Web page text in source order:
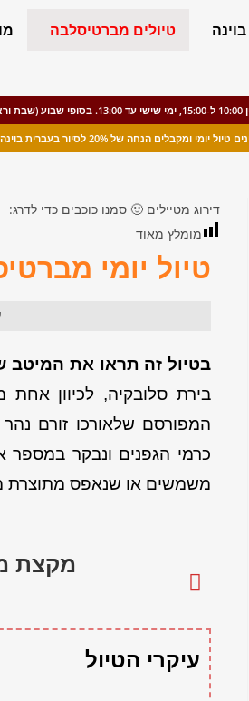
בוינה טיולים מברטיסלבה
הנחה של 20% לסיור בעברית בוינה מטעם חברת סיקרט וינה! קוד ההנחה יינתן לאחר הזמנת הטיול.
דירוג מטיילים 🙂 סמנו כוכבים כדי לדרג:
מומלץ מאוד
טיול יומי
בטיול זה תראו את המיטב
בירת סלובקיה, לכיוון
המפורסם שלאורכו זורם
כרמי הגפנים ונבקר במספר
משמשים או שנאפס מתוצרת
מקצת
עיקרי הטיול